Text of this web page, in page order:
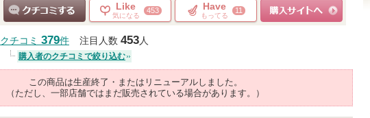
Like
気になる
453 Have
もってる
11
クチコミ 379件 注目人数 453人
購入者のクチコミで絞り込む
この商品は生産終了・またはリニューアルしました。
（ただし、一部店舗ではまだ販売されている場合があります。）